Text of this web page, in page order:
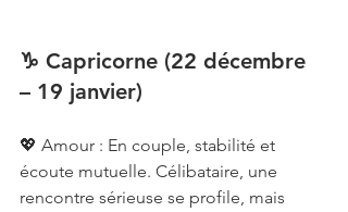
♑ Capricorne (22 décembre
– 19 janvier)
💖 Amour : En couple, stabilité et
écoute mutuelle. Célibataire, une
rencontre sérieuse se profile, mais